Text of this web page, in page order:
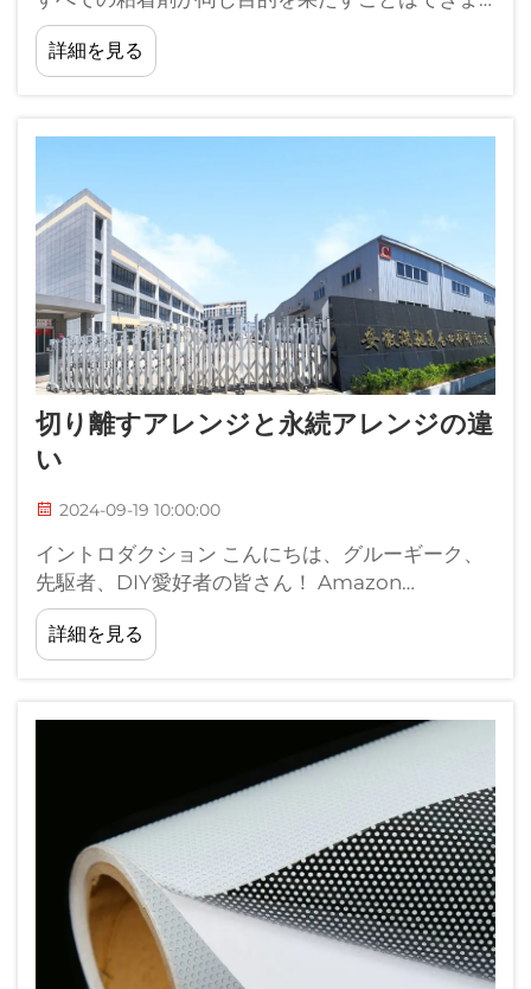
せん. 取れる接着剤は一時使用のために設計されて
います 表面に残留や損傷を留めずに簡単に取り除
くことができます 反対に...
詳細を見る
切り離すアレンジと永続アレンジの違
い
2024-09-19 10:00:00
イントロダクション こんにちは、グルーギーク、
先駆者、DIY愛好者の皆さん！ Amazon
Matched & Made 2021年4月より、メアリー・エ
リソー コメントを残す あなたは、Amazonアソシ
エイトとしてサインアウトしています。私は適格
の違いを知っていますか？
詳細を見る